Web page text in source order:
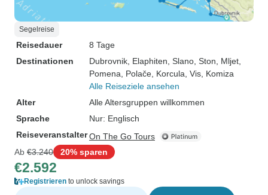
Segelreise
Reisedauer
8 Tage
Destinationen
Dubrovnik , Elaphiten , Slano , Ston , Mljet
Pomena , Polače , Korcula , Vis , Komiza
Alle Reiseziele ansehen
Alter
Alle Altersgruppen willkommen
Sprache
Nur: Englisch
ReiseveranstalterOn The Go Tours
Ab €3.240 20% sparen
€2.592
Registrieren to unlock savings